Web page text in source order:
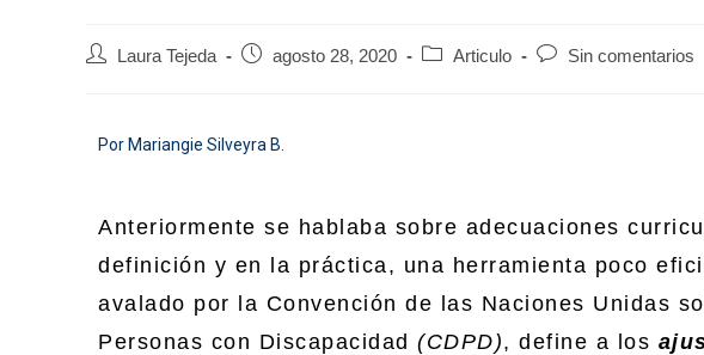
Laura Tejeda agosto 28, 2020 Articulo Sin comentarios
Por Mariangie Silveyra B.
Anteriormente se hablaba sobre adecuaciones
definición y en la práctica, una herramienta poco
avalado por la Convención de las Naciones Unidas
Personas con Discapacidad (CDPD), define a los